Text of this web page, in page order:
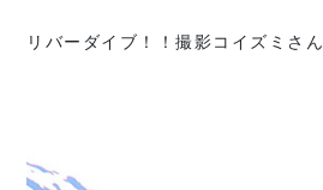
リバーダイブ！！撮影コイズミさん